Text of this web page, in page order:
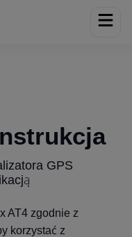
GPS
AT4 zgodnie z
korzystać z